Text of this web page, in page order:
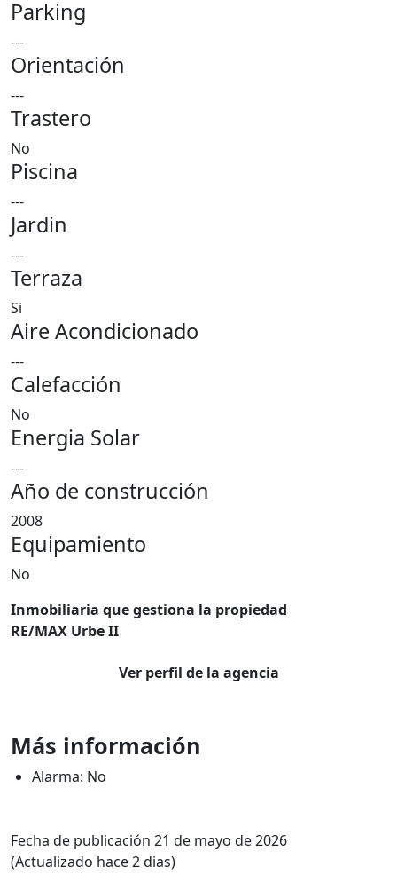
Parking
---
Orientación
---
Trastero
No
Piscina
---
Jardin
---
Terraza
Si
Aire Acondicionado
---
Calefacción
No
Energia Solar
---
Año de construcción
2008
Equipamiento
No
Inmobiliaria que gestiona la propiedad
RE/MAX Urbe II
Ver perfil de la agencia
Más información
Alarma: No
Fecha de publicación 21 de mayo de 2026
(Actualizado hace 2 dias)